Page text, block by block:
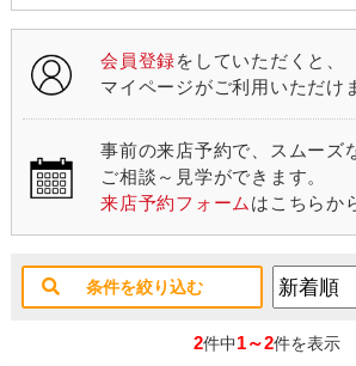
会員登録をしていただくと、
マイページがご利用いただけ
事前の来店予約で、スムーズ
ご相談～見学ができます。
来店予約フォーム はこちらか
条件を絞り込む
2件中1～2件を表示